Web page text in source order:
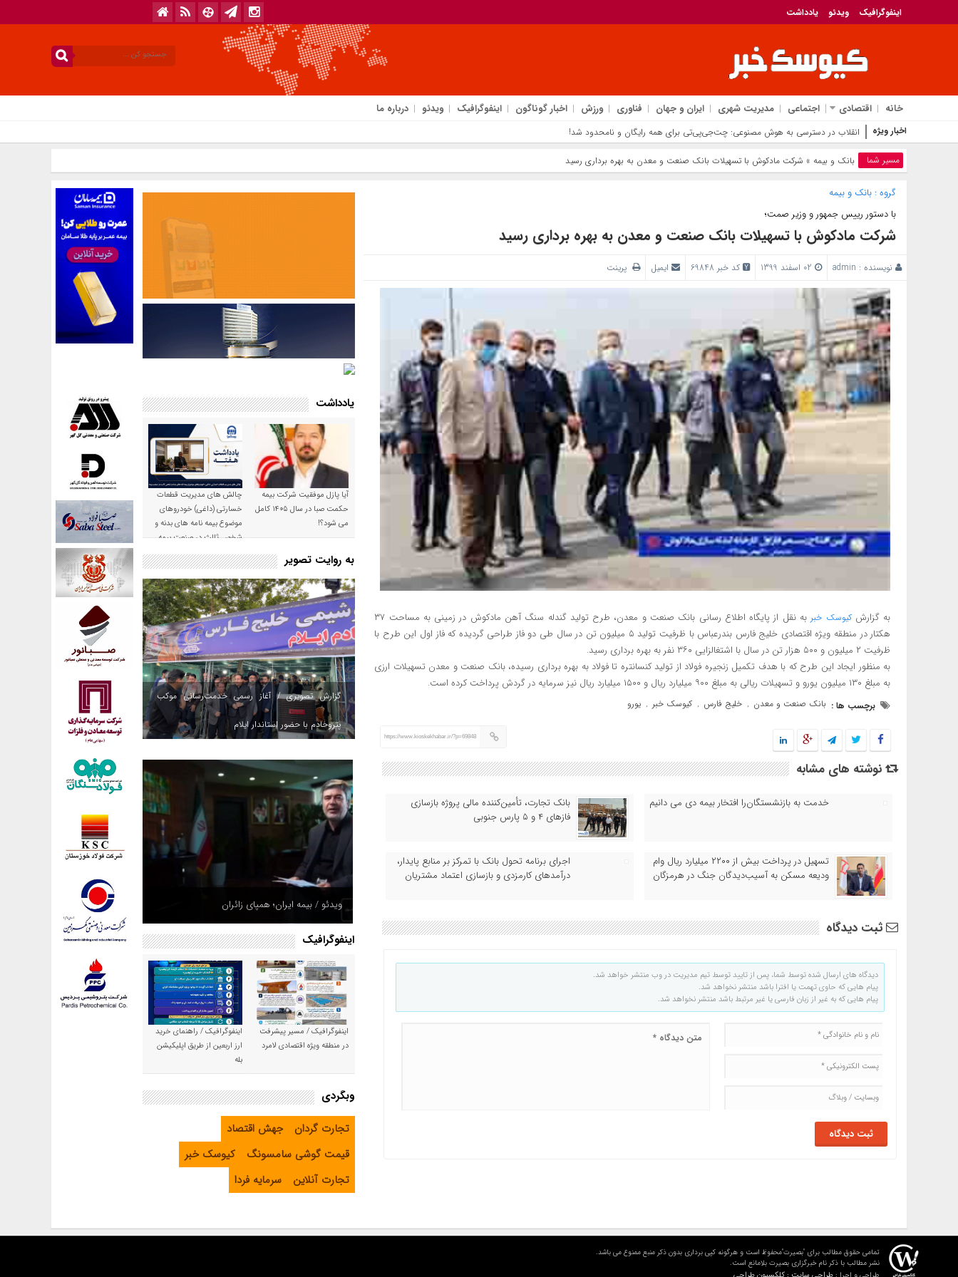
اینفوگرافیک ویدئو یادداشت
خانه اقتصادی اجتماعی مدیریت شهری ایران و جهان فناوری ورزش اخبار گوناگون اینفوگرافیک ویدئو درباره ما
اخبار ویژه انقلاب در دسترسی به هوش مصنوعی: چت‌جی‌پی‌تی برای همه رایگان و نامحدود شد!
مسیر شما بانک‌ و بیمه » شرکت مادکوش با تسهیلات بانک صنعت و معدن به بهره برداری رسید
گروه :بانک‌ و بیمه
با دستور رييس جمهور و وزير صمت؛
شرکت مادکوش با تسهیلات بانک صنعت و معدن به بهره برداری رسید
نویسنده : admin کد خبر 69848 ایمیل پرینت
به گزارشکیوسک خبر
به نقل از پایگاه اطلاع رسانی بانک صنعت و معدن، طرح تولید گندله سنگ آهن مادکوش در زمینی به مساحت ۳۷
هکتار در منطقه ویژه اقتصادی خلیج فارس بندرعباس با ظرفیت تولید ۵ میلیون تن در سال طی دو فاز طراحی گردیده که فاز اول این طرح با
ظرفیت ۲ میلیون و ۵۰۰ هزار تن در سال با اشتغالزایی ۳۶۰ نفر به بهره برداری رسید.
به منظور ایجاد این طرح که با هدف تکمیل زنجیره فولاد از تولید کنسانتره تا فولاد به بهره برداری رسیده، بانک صنعت و معدن تسهیلات ارزی
به مبلغ ۱۳۰ میلیون یورو و تسهیلات ریالی به مبلغ ۹۰۰ میلیارد ریال و ۱۵۰۰ میلیارد ریال نیز سرمایه در گردش پرداخت کرده است.
برچسب ها : بانک صنعت و معدن , خلیج فارس , کیوسک خبر , یورو
https://www.kioskekhabar.ir/?p=69848
نوشته های مشابه
خدمت به بازنشستگان‌را افتخار بیمه دی می دانیم
بانک تجارت، تأمین‌کننده مالی پروژه بازسازی
فازهای ۴ و ۵ پارس جنوبی
تسهیل در پرداخت بیش از ۲۲۰۰ میلیارد ریال وام
ودیعه مسکن به آسیب‌دیدگان جنگ در هرمزگان
اجرای برنامه تحول بانک با تمرکز بر منابع پایدار،
درآمدهای کارمزدی و بازسازی اعتماد مشتریان
ثبت دیدگاه
دیدگاه های ارسال شده توسط شما، پس از تایید توسط تیم مدیریت در وب منتشر خواهد شد.
پیام هایی که حاوی تهمت یا افترا باشد منتشر نخواهد شد.
پیام هایی که به غیر از زبان فارسی یا غیر مرتبط باشد منتشر نخواهد شد.
یادداشت
آیا پازل موفقیت شرکت بیمه
حکمت صبا در سال ۱۴۰۵ کامل
می شود؟!
چالش های مدیریت قطعات
خسارتی (داغی) خودروهای
موضوع بیمه نامه های بدنه و
شخص ثالث در صنعت بیمه
به روایت تصویر
گزارش تصویری / آغاز رسمی خدمت‌رسانی موکب
پتروخادم با حضور استاندار ایلام
ویدئو / بیمه ایران؛ همپای زائران
اینفوگرافیک
اینفوگرافیک / مسیر پیشرفت
در منطقه ویژه اقتصادی لامرد
اینفوگرافیک / راهنمای خرید
ارز اربعین از طریق اپلیکیشن
بله
وبگردی
تجارت گردان
جهش اقتصاد
قیمت گوشی سامسونگ
کیوسک خبر
تجارت آنلاین
سرمایه فردا
تمامی حقوق مطالب برای "بصیرت"محفوظ است و هرگونه کپی برداری بدون ذکر منبع ممنوع می باشد.
نشر مطالب با ذکر نام خبرگزاری بصیرت بلامانع است.